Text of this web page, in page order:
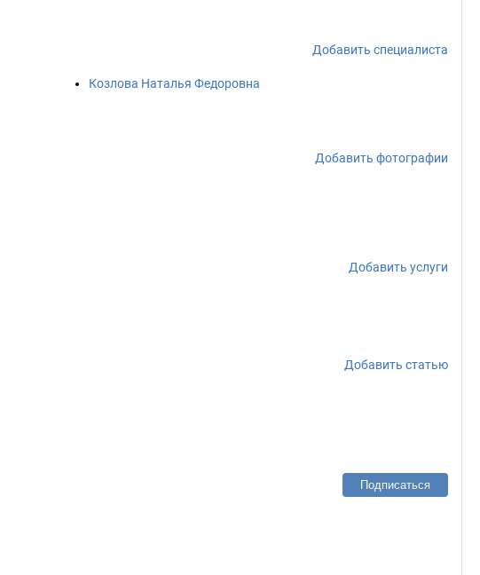
Добавить специалиста
Козлова Наталья Федоровна
Добавить фотографии
Добавить услуги
Добавить статью
Подписаться